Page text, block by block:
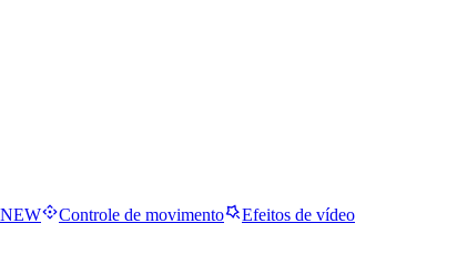
NEW Controle de movimento Efeitos de vídeo